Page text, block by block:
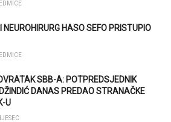
NEUROHIRURG HASO SEFO PRISTUPIO
SBB-A: POTPREDSJEDNIK
DANAS PREDAO STRANAČKE
U